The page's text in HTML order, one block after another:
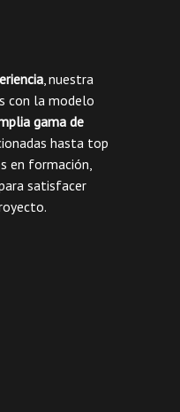
, nuestra
con la modelo
gama de
hasta top
en formación,
satisfacer